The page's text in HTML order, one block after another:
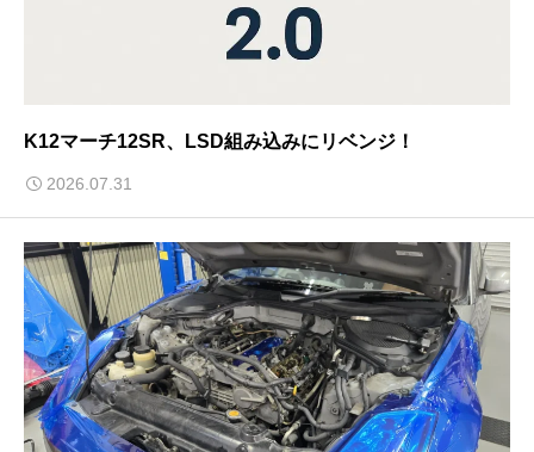
K12マーチ12SR、LSD組み込みにリベンジ！
2026.07.31